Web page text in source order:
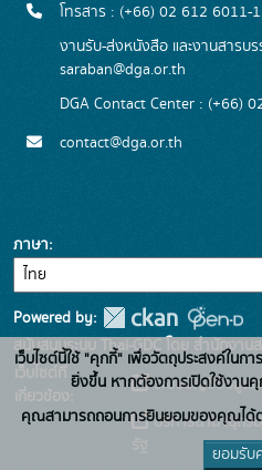
โทรสาร : (+66) 02 612 6011-
งานรับ-ส่งหนังสือ และงานสาร
saraban@dga.or.th
DGA Contact Center : (+66)
contact@dga.or.th
ภาษา
Powered by:
สนับสนุนระบบ Thai-GDC โดย สำนักงาน
เว็บไซต์ที่
เกี่ยวข้อง:
ระบบบัญชีข้อมูล
บริการนามานุก
เว็บไซต์นี้ใช้ "คุกกี้" เพื่อวัตถุประสงค์ใน
ยิ่งขึ้น หากต้องการเปิดใช้งาน
คุณสามารถถอนการยินยอมของคุณได้
ยอมรับ